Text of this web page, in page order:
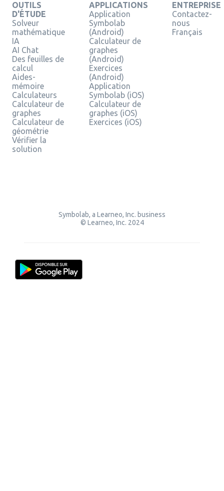
OUTILS
D'ÉTUDE
Solveur
mathématique
IA
AI Chat
Des feuilles de
calcul
Aides-
mémoire
Calculateurs
Calculateur de
graphes
Calculateur de
géométrie
Vérifier la
solution
APPLICATIONS
Application
Symbolab
(Android)
Calculateur de
graphes
(Android)
Exercices
(Android)
Application
Symbolab (iOS)
Calculateur de
graphes (iOS)
Exercices (iOS)
ENTREPRISE
Contactez-
nous
Français
Symbolab, a Learneo, Inc. business
© Learneo, Inc. 2024